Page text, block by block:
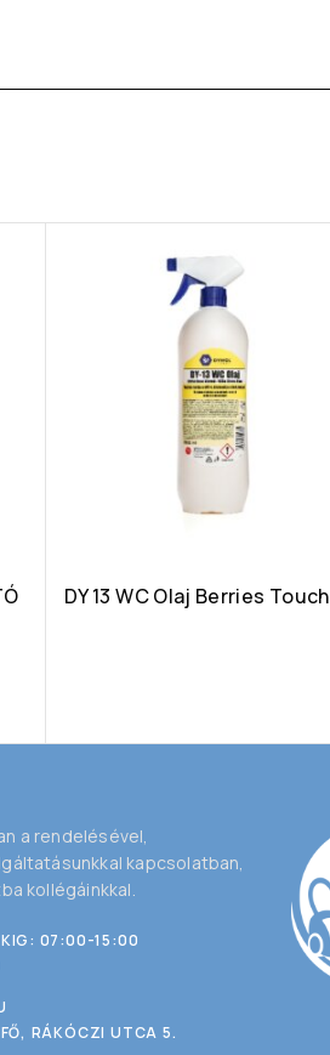
DY 13 WC Olaj Berries Touch
a rendelésével,
kapcsolatban,
kollégáinkkal.
07:00-15:00
RÁKÓCZI UTCA 5.